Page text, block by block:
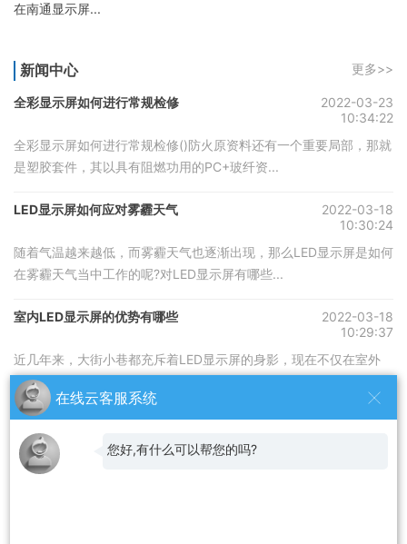
在南通显示屏...
新闻中心 更多>>
全彩显示屏如何进行常规检修
2022-03-23
10:34:22
全彩显示屏如何进行常规检修()防火原资料还有一个重要局部，那就
是塑胶套件，其以具有阻燃功用的PC+玻纤资...
LED显示屏如何应对雾霾天气
2022-03-18
10:30:24
随着气温越来越低，而雾霾天气也逐渐出现，那么LED显示屏是如何
在雾霾天气当中工作的呢?对LED显示屏有哪些...
室内LED显示屏的优势有哪些
2022-03-18
10:29:37
近几年来，大街小巷都充斥着LED显示屏的身影，现在不仅在室外
LED显示非常的火爆，室内LED显示屏的销量也一...
合作伙伴
二手空调出租
在线云客服系统
您好,有什么可以帮您的吗?